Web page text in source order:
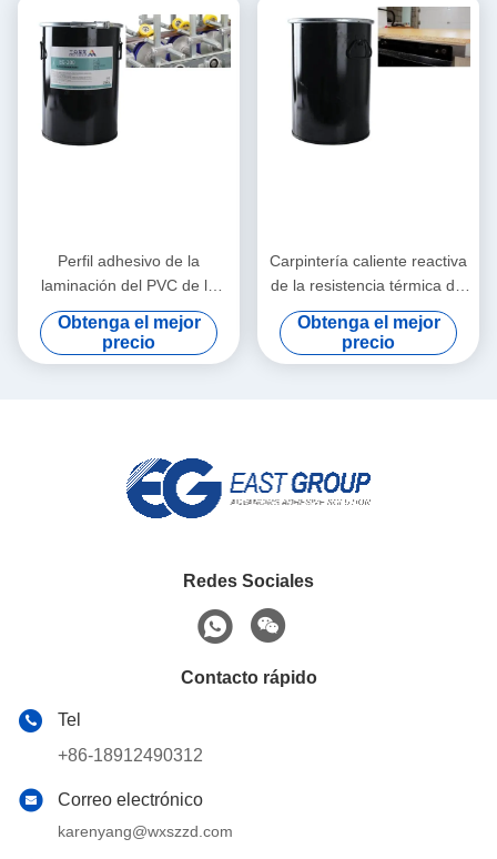
Perfil adhesivo de la
laminación del PVC de la
aleación de aluminio que
envuelve el pegamento
caliente del derretimiento
Obtenga el mejor
precio
Carpintería caliente reactiva
de la resistencia térmica del
pegamento del derretimiento
del poliuretano PUR de la
laminación plana
Obtenga el mejor
precio
Redes Sociales
Contacto rápido
Tel
+86-18912490312
Correo electrónico
karenyang@wxszzd.com